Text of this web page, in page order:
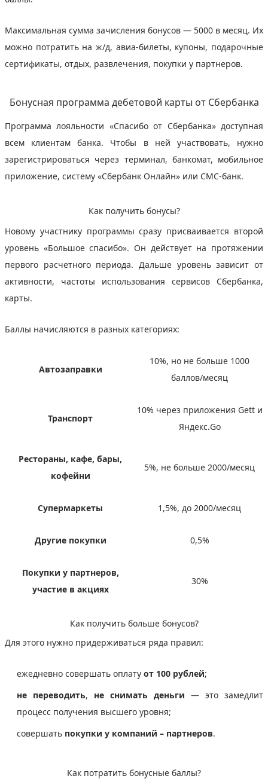
Максимальная сумма зачисления бонусов — 5000 в месяц. Их
можно потратить на ж/д, авиа-билеты, купоны, подарочные
сертификаты, отдых, развлечения, покупки у партнеров.
Бонусная программа дебетовой карты от Сбербанка
Программа лояльности «Спасибо от Сбербанка» доступная
всем клиентам банка. Чтобы в ней участвовать, нужно
зарегистрироваться через терминал, банкомат, мобильное
приложение, систему «Сбербанк Онлайн» или СМС-банк.
Как получить бонусы?
Новому участнику программы сразу присваивается второй
уровень «Большое спасибо». Он действует на протяжении
первого расчетного периода. Дальше уровень зависит от
активности, частоты использования сервисов Сбербанка,
карты.
Баллы начисляются в разных категориях:
Автозаправки
10%, но не больше 1000
баллов/месяц
Транспорт
10% через приложения Gett и
Яндекс.Go
Рестораны, кафе, бары,
кофейни
5%, не больше 2000/месяц
Супермаркеты 1,5%, до 2000/месяц
Другие покупки 0,5%
Покупки у партнеров,
участие в акциях
30%
Как получить больше бонусов?
Для этого нужно придерживаться ряда правил:
ежедневно совершать оплату от 100 рублей;
не переводить, не снимать деньги — это замедлит
процесс получения высшего уровня;
совершать покупки у компаний – партнеров.
Как потратить бонусные баллы?